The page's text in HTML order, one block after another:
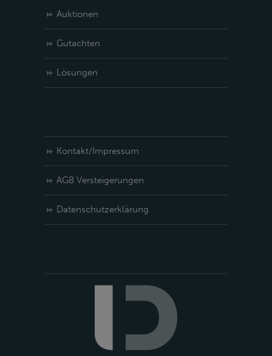
Auktionen
Gutachten
Lösungen
Kontakt/Impressum
AGB Versteigerungen
Datenschutzerklärung